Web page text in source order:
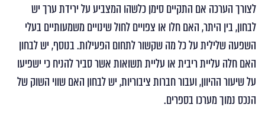
לצורך הערכה אם התקיים סימן כלשהו המצביע על ירידת ערך יש
לבחון, בין היתר, האם חלו או צפויים לחול שינויים משמעותיים בעלי
השפעה שלילית על כל מה שקשור לתחום הפעילות. בנוסף, יש לבחון
האם חלה עליית ריבית או עליית תשואות אשר סביר להניח כי ישפיעו
על שיעור ההיוון, ועבור חברות ציבוריות, יש לבחון האם שווי השוק של
הנכס נמוך מערכו בספרים.